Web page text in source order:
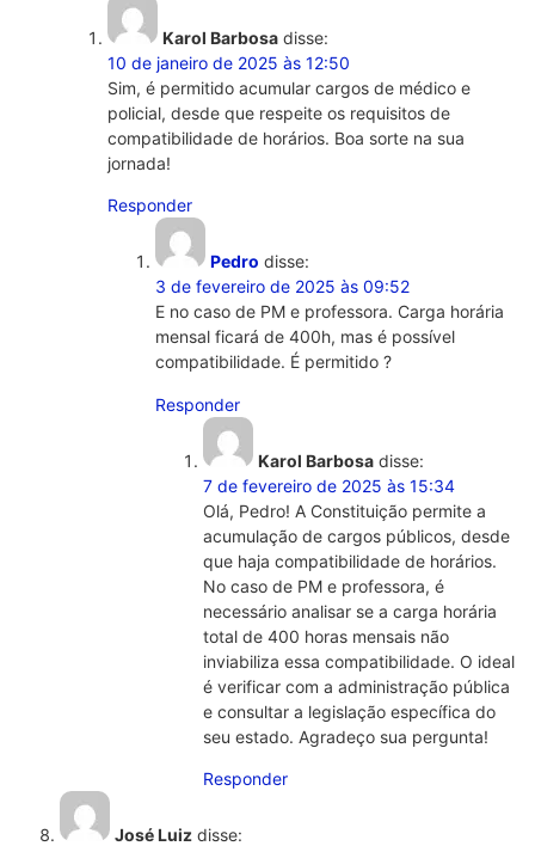
Karol Barbosa disse:
10 de janeiro de 2025 às 12:50
Sim, é permitido acumular cargos de médico e
policial, desde que respeite os requisitos de
compatibilidade de horários. Boa sorte na sua
jornada!
Responder
Pedro disse:
3 de fevereiro de 2025 às 09:52
E no caso de PM e professora. Carga horária
mensal ficará de 400h, mas é possível
compatibilidade. É permitido ?
Responder
Karol Barbosa disse:
7 de fevereiro de 2025 às 15:34
Olá, Pedro! A Constituição permite a
acumulação de cargos públicos, desde
que haja compatibilidade de horários.
No caso de PM e professora, é
necessário analisar se a carga horária
total de 400 horas mensais não
inviabiliza essa compatibilidade. O ideal
é verificar com a administração pública
e consultar a legislação específica do
seu estado. Agradeço sua pergunta!
Responder
José Luiz disse: